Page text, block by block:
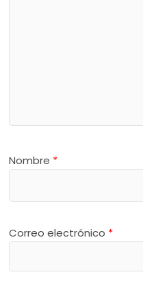
Nombre *
Correo electrónico *